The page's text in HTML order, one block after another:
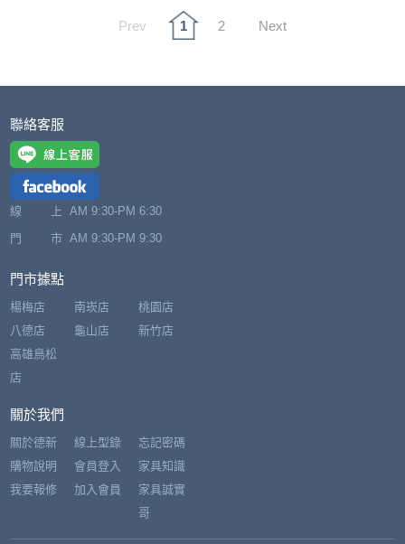
Prev 1 2 Next
聯絡客服
線 上 AM 9:30-PM 6:30
門 市 AM 9:30-PM 9:30
門市據點
楊梅店
八德店
南崁店
龜山店
桃園店
新竹店
高雄鳥松
店
關於我們
關於德新
購物說明
我要報修
線上型錄
會員登入
加入會員
忘記密碼
家具知識
家具誠實
哥